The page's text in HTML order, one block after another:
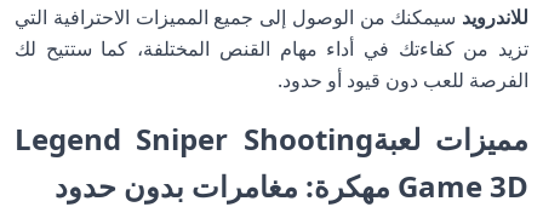
للاندرويد سيمكنك من الوصول إلى جميع المميزات الاحترافية التي
تزيد من كفاءتك في أداء مهام القنص المختلفة، كما ستتيح لك
الفرصة للعب دون قيود أو حدود.
مميزات لعبةLegend Sniper Shooting
Game 3D مهكرة: مغامرات بدون حدود